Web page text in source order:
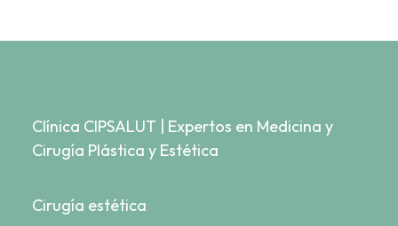
Clínica CIPSALUT | Expertos en Medicina y
Cirugía Plástica y Estética
Cirugía estética